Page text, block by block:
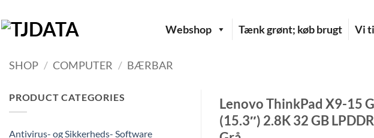
til
indhold
Webshop Tænk grønt; køb brugt Vi
SHOP / COMPUTER / BÆRBAR
PRODUCT CATEGORIES
Antivirus- og Sikkerheds- Software
Lenovo ThinkPad X9-15
(15.3″) 2.8K 32 GB